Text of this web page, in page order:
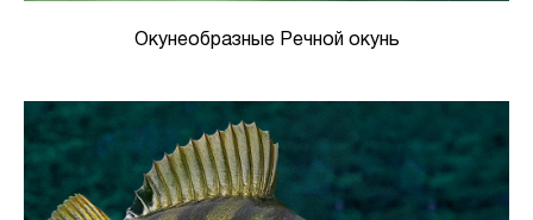
Окунеобразные Речной окунь